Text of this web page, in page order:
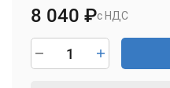
с НДС
8 040 ₽